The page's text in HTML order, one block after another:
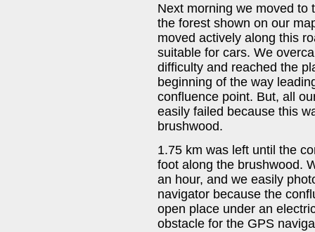
Next morning we moved to
the forest shown on our
moved actively along this
suitable for cars. We
difficulty and reached the
beginning of the way
confluence point. But, all
easily failed because this
brushwood.
1.75 km was left until the
foot along the brushwood.
an hour, and we easily
navigator because the
open place under an
obstacle for the GPS